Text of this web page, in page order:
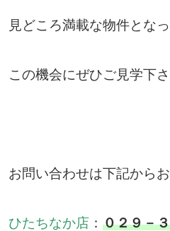
見どころ満載な物件とな
この機会にぜひご見学下
お問い合わせは下記から
ひたちなか店： ０２９－